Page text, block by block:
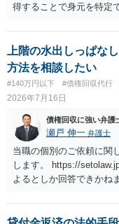
得することで身元を特定
ろです。 LINEについて
りますが、携帯電話の番
を特定した後は、返金の
本的に贈与に該当する場
当方に返金の理屈がある
た金額について、裏付け
身元の特定、返金の理屈
からスタートすることに
ことの立証は簡単ではあ
返金交渉で有利になる可
に難しいところがありま
署に被害相談をするよ
は、証拠を拝見する必要
良いかと思います。
上階の水出しっぱな
方法を相談したい
#140万円以下 #債権回収代行
2026年7月16日
債権回収に強い弁護
瀬戸 伸一 弁護士
当職の個別のご依頼に関
します。 https://
よるとしか回答できかね